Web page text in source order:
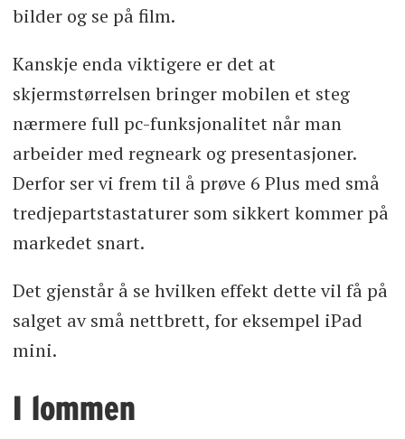
bilder og se på film.
Kanskje enda viktigere er det at
skjermstørrelsen bringer mobilen et steg
nærmere full pc-funksjonalitet når man
arbeider med regneark og presentasjoner.
Derfor ser vi frem til å prøve 6 Plus med små
tredjepartstastaturer som sikkert kommer på
markedet snart.
Det gjenstår å se hvilken effekt dette vil få på
salget av små nettbrett, for eksempel iPad
mini.
I lommen